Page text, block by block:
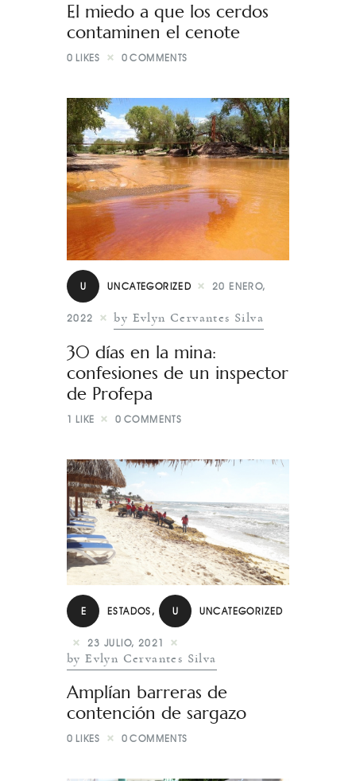
El miedo a que los cerdos
contaminen el cenote
0 LIKES 0 COMMENTS
U UNCATEGORIZED 20 ENERO,
2022 by Evlyn Cervantes Silva
30 días en la mina:
confesiones de un inspector
de Profepa
1 LIKE 0 COMMENTS
E ESTADOS , U UNCATEGORIZED
23 JULIO, 2021
by Evlyn Cervantes Silva
Amplían barreras de
contención de sargazo
0 LIKES 0 COMMENTS